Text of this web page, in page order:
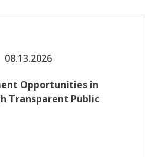
08.13.2026
Opportunities in
Transparent Public